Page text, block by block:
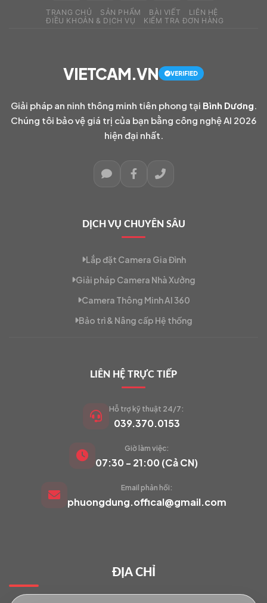
VIETCAM.VN
Đang trực tuyến
TRANG CHỦ SẢN PHẨM BÀI VIẾT
LIÊN HỆ
ĐIỀU KHOẢN & DỊCH VỤ
KIỂM TRA ĐƠN HÀNG
VIETCAM.VN VERIFIED
Giải pháp an ninh thông minh tiên phong tại Bình Dương
Chúng tôi bảo vệ giá trị của bạn bằng công nghệ AI 2026
hiện đại nhất.
DỊCH VỤ CHUYÊN SÂU
Lắp đặt Camera Gia Đình
Giải pháp Camera Nhà Xưởng
Camera Thông Minh AI 360
Bảo trì & Nâng cấp Hệ thống
LIÊN HỆ TRỰC TIẾP
Hỗ trợ kỹ thuật 24/7:
039.370.0153
Giờ làm việc:
07:30 - 21:00 (Cả CN)
Email phản hồi:
phuongdung.offical@gmail.com
ĐỊA CHỈ